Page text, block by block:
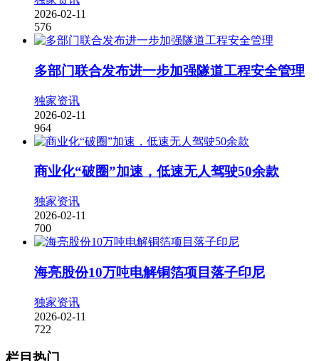
2026-02-11
576
多部门联合发布进一步加强隧道工程安全管理
独家资讯
2026-02-11
964
商业化“破圈”加速，低速无人驾驶50余款
独家资讯
2026-02-11
700
海亮股份10万吨电解铜箔项目落子印尼
独家资讯
2026-02-11
722
栏目热门